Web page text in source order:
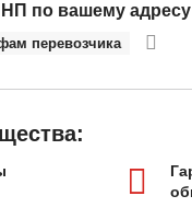
НП по вашему адресу
перевозчика